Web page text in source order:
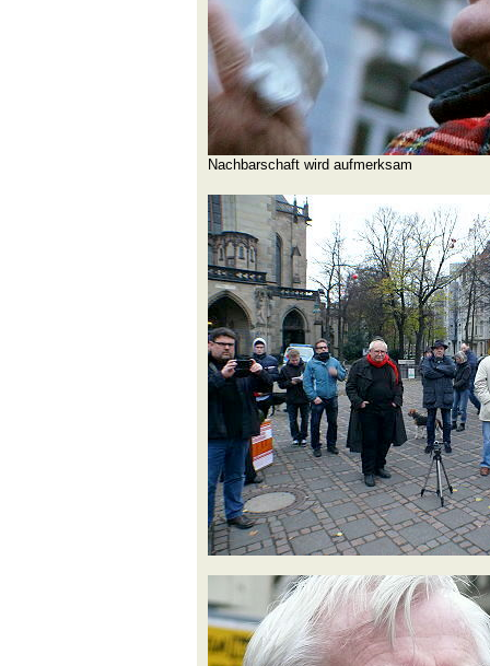
Nachbarschaft wird aufmerksam